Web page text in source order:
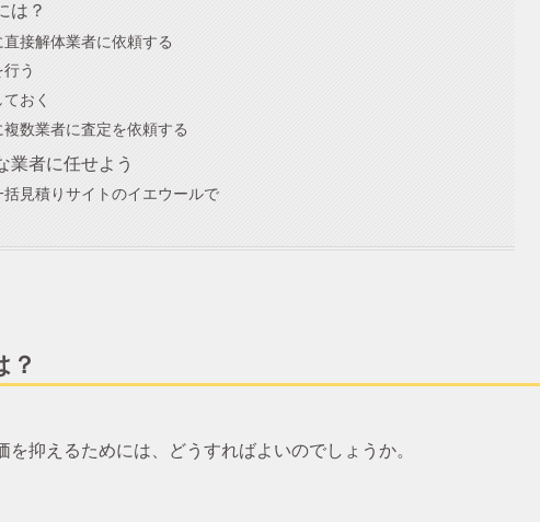
は？
接解体業者に依頼する
う
おく
数業者に査定を依頼する
業者に任せよう
見積りサイトのイエウールで
？
抑えるためには、どうすればよいのでしょうか。